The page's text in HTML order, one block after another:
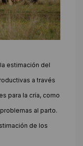
estimación del
a través
para la cría, como
al parto.
de los